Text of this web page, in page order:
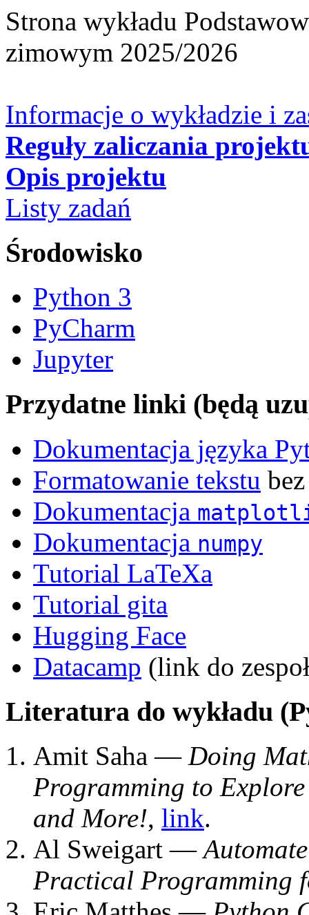
Strona wykładu
zimowym 2025/2026
Informacje o wykładzie i
Reguły zaliczania
Opis projektu
Listy zadań
Środowisko
Python 3
PyCharm
Jupyter
Przydatne linki (będą
Dokumentacja języka
Formatowanie tekstu
Dokumentacja
Dokumentacja numpy
Tutorial LaTeXa
Tutorial gita
Hugging Face
Datacamp (link do
Literatura do wykładu
Amit Saha — Doing
Programming to
and More!, link.
Al Sweigart —
Practical Programming